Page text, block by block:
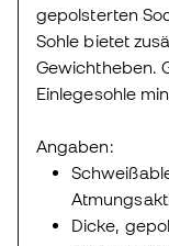
gepolsterten
Sohle bietet
Gewichtheben.
Einlegesohle
Angaben:
Dicke,